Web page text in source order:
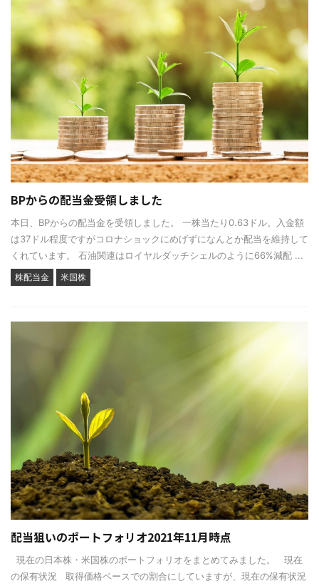
BPからの配当金受領しました
本日、BPからの配当金を受領しました。 一株当たり0.63ドル。入金額
は37ドル程度ですがコロナショックにめげずになんとか配当を維持して
くれています。 石油関連はロイヤルダッチシェルのように66%減配 ...
株配当金 米国株
配当狙いのポートフォリオ2021年11月時点
現在の日本株・米国株のポートフォリオをまとめてみました。 現在
の保有状況 取得価格ベースでの割合にしていますが、現在の保有状況